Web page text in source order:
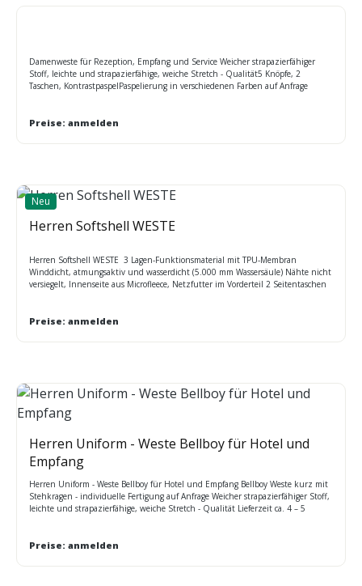
Damenweste für Rezeption, Empfang und Service Weicher strapazierfähiger
Stoff, leichte und strapazierfähige, weiche Stretch - Qualität5 Knöpfe, 2
Taschen, KontrastpaspelPaspelierung in verschiedenen Farben auf Anfrage
Ausstattung / Preis auf Anfrage Pflege: Chemische Reinigung, Maßtabelle NOR
Preise: anmelden
Neu
Herren Softshell WESTE
Herren Softshell WESTE 3 Lagen-Funktionsmaterial mit TPU-Membran
Winddicht, atmungsaktiv und wasserdicht (5.000 mm Wassersäule) Nähte nicht
versiegelt, Innenseite aus Microfleece, Netzfutter im Vorderteil 2 Seitentaschen
Reißverschluss Größen:S - 3XL Maße Oberweite: S 104cm M 114cm L 120cm XL
Preise: anmelden
Herren Uniform - Weste Bellboy für Hotel und
Empfang
Herren Uniform - Weste Bellboy für Hotel und Empfang Bellboy Weste kurz mit
Stehkragen - individuelle Fertigung auf Anfrage Weicher strapazierfähiger Stoff,
leichte und strapazierfähige, weiche Stretch - Qualität Lieferzeit ca. 4 – 5
Preise: anmelden